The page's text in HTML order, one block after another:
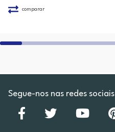
comparar
Segue-nos nas redes sociais